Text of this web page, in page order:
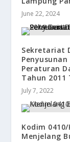
June 22, 2024
Sekretariat
Peraturan
Tahun 2011
July 7, 2022
Kodim
Menjelang